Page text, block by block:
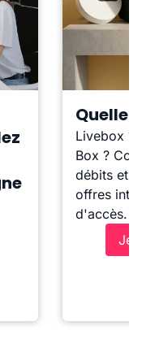
Quelle
Livebox ?
Box ?
débits et
offres
d'accès.
Je